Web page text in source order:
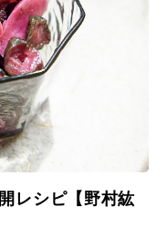
レシピ【野村紘